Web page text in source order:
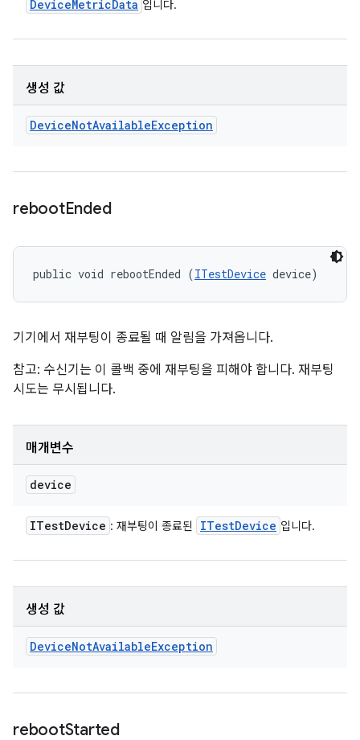
DeviceMetricData 입니다.
생성 값
DeviceNotAvailableException
rebootEnded
public void rebootEnded (ITestDevice device)
기기에서 재부팅이 종료될 때 알림을 가져옵니다.
참고: 수신기는 이 콜백 중에 재부팅을 피해야 합니다. 재부팅
시도는 무시됩니다.
매개변수
device
ITestDevice : 재부팅이 종료된 ITestDevice 입니다.
생성 값
DeviceNotAvailableException
rebootStarted